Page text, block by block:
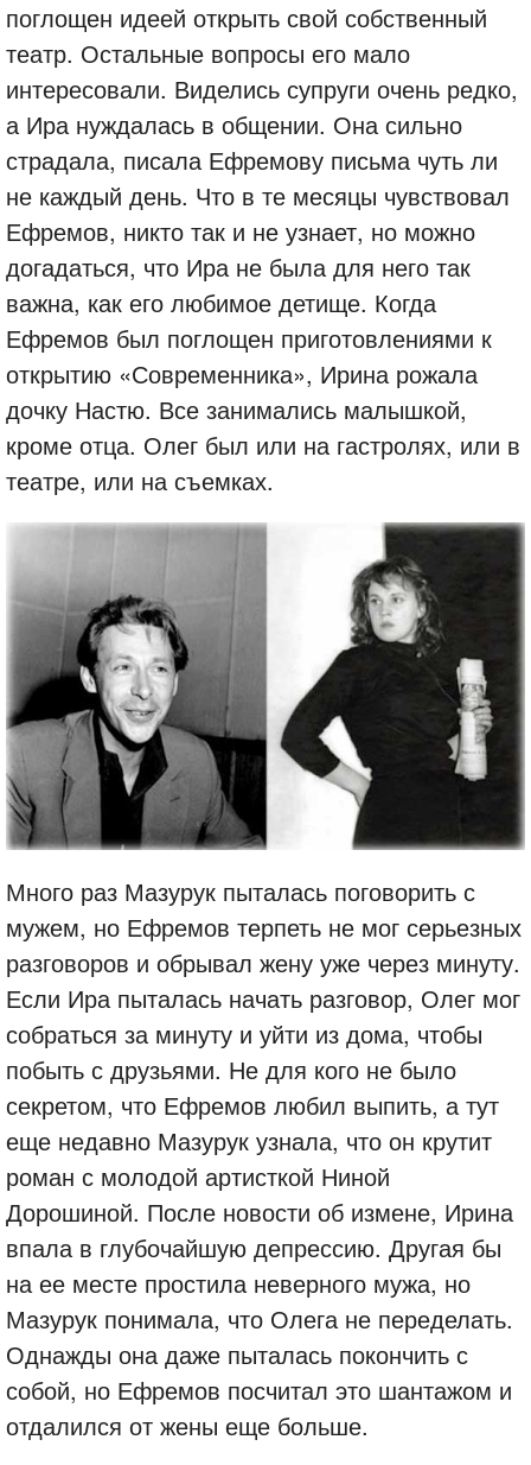
поглощен идеей открыть свой собственный
театр. Остальные вопросы его мало
интересовали. Виделись супруги очень редко,
а Ира нуждалась в общении. Она сильно
страдала, писала Ефремову письма чуть ли
не каждый день. Что в те месяцы чувствовал
Ефремов, никто так и не узнает, но можно
догадаться, что Ира не была для него так
важна, как его любимое детище. Когда
Ефремов был поглощен приготовлениями к
открытию «Современника», Ирина рожала
дочку Настю. Все занимались малышкой,
кроме отца. Олег был или на гастролях, или в
театре, или на съемках.
Много раз Мазурук пыталась поговорить с
мужем, но Ефремов терпеть не мог серьезных
разговоров и обрывал жену уже через минуту.
Если Ира пыталась начать разговор, Олег мог
собраться за минуту и уйти из дома, чтобы
побыть с друзьями. Не для кого не было
секретом, что Ефремов любил выпить, а тут
еще недавно Мазурук узнала, что он крутит
роман с молодой артисткой Ниной
Дорошиной. После новости об измене, Ирина
впала в глубочайшую депрессию. Другая бы
на ее месте простила неверного мужа, но
Мазурук понимала, что Олега не переделать.
Однажды она даже пыталась покончить с
собой, но Ефремов посчитал это шантажом и
отдалился от жены еще больше.